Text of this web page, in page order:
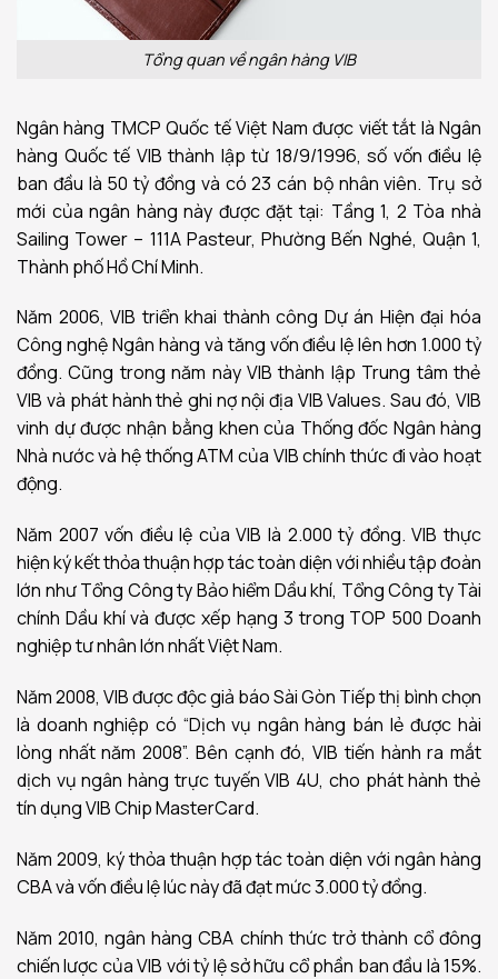
Tổng quan về ngân hàng VIB
Ngân hàng TMCP Quốc tế Việt Nam được viết tắt là Ngân
hàng Quốc tế VIB thành lập từ 18/9/1996, số vốn điều lệ
ban đầu là 50 tỷ đồng và có 23 cán bộ nhân viên. Trụ sở
mới của ngân hàng này được đặt tại: Tầng 1, 2 Tòa nhà
Sailing Tower – 111A Pasteur, Phường Bến Nghé, Quận 1,
Thành phố Hồ Chí Minh.
Năm 2006, VIB triển khai thành công Dự án Hiện đại hóa
Công nghệ Ngân hàng và tăng vốn điều lệ lên hơn 1.000 tỷ
đồng. Cũng trong năm này VIB thành lập Trung tâm thẻ
VIB và phát hành thẻ ghi nợ nội địa VIB Values. Sau đó, VIB
vinh dự được nhận bằng khen của Thống đốc Ngân hàng
Nhà nước và hệ thống ATM của VIB chính thức đi vào hoạt
động.
Năm 2007 vốn điều lệ của VIB là 2.000 tỷ đồng. VIB thực
hiện ký kết thỏa thuận hợp tác toàn diện với nhiều tập đoàn
lớn như Tổng Công ty Bảo hiểm Dầu khí, Tổng Công ty Tài
chính Dầu khí và được xếp hạng 3 trong TOP 500 Doanh
nghiệp tư nhân lớn nhất Việt Nam.
Năm 2008, VIB được độc giả báo Sài Gòn Tiếp thị bình chọn
là doanh nghiệp có “Dịch vụ ngân hàng bán lẻ được hài
lòng nhất năm 2008”. Bên cạnh đó, VIB tiến hành ra mắt
dịch vụ ngân hàng trực tuyến VIB 4U, cho phát hành thẻ
tín dụng VIB Chip MasterCard.
Năm 2009, ký thỏa thuận hợp tác toàn diện với ngân hàng
CBA và vốn điều lệ lúc này đã đạt mức 3.000 tỷ đồng.
Năm 2010, ngân hàng CBA chính thức trở thành cổ đông
chiến lược của VIB với tỷ lệ sở hữu cổ phần ban đầu là 15%.